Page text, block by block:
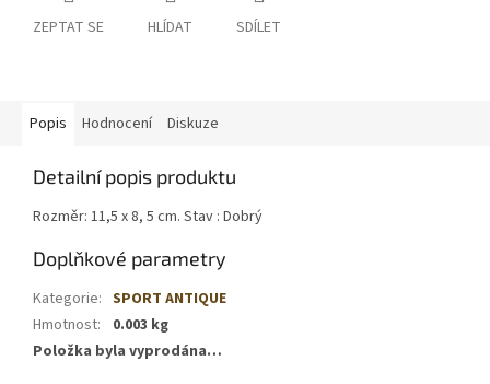
ZEPTAT SE HLÍDAT SDÍLET
Popis Hodnocení Diskuze
Detailní popis produktu
Rozměr: 11,5 x 8, 5 cm. Stav : Dobrý
Doplňkové parametry
Kategorie: SPORT ANTIQUE
Hmotnost:
0.003 kg
Položka byla vyprodána…